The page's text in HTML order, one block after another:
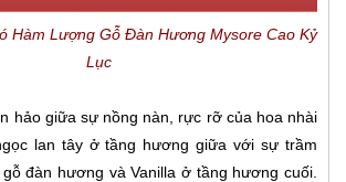
Hàm Lượng Gỗ Đàn Hương Mysore Cao Kỷ
Lục
hảo giữa sự nồng nàn, rực rỡ của hoa nhài
lan tây ở tầng hương giữa với sự trầm
đàn hương và Vanilla ở tầng hương cuối.